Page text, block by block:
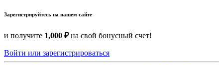
Зарегистрируйтесь на нашем сайте
и получите 1,000 ₽на свой бонусный счет!
Войти или зарегистрироваться